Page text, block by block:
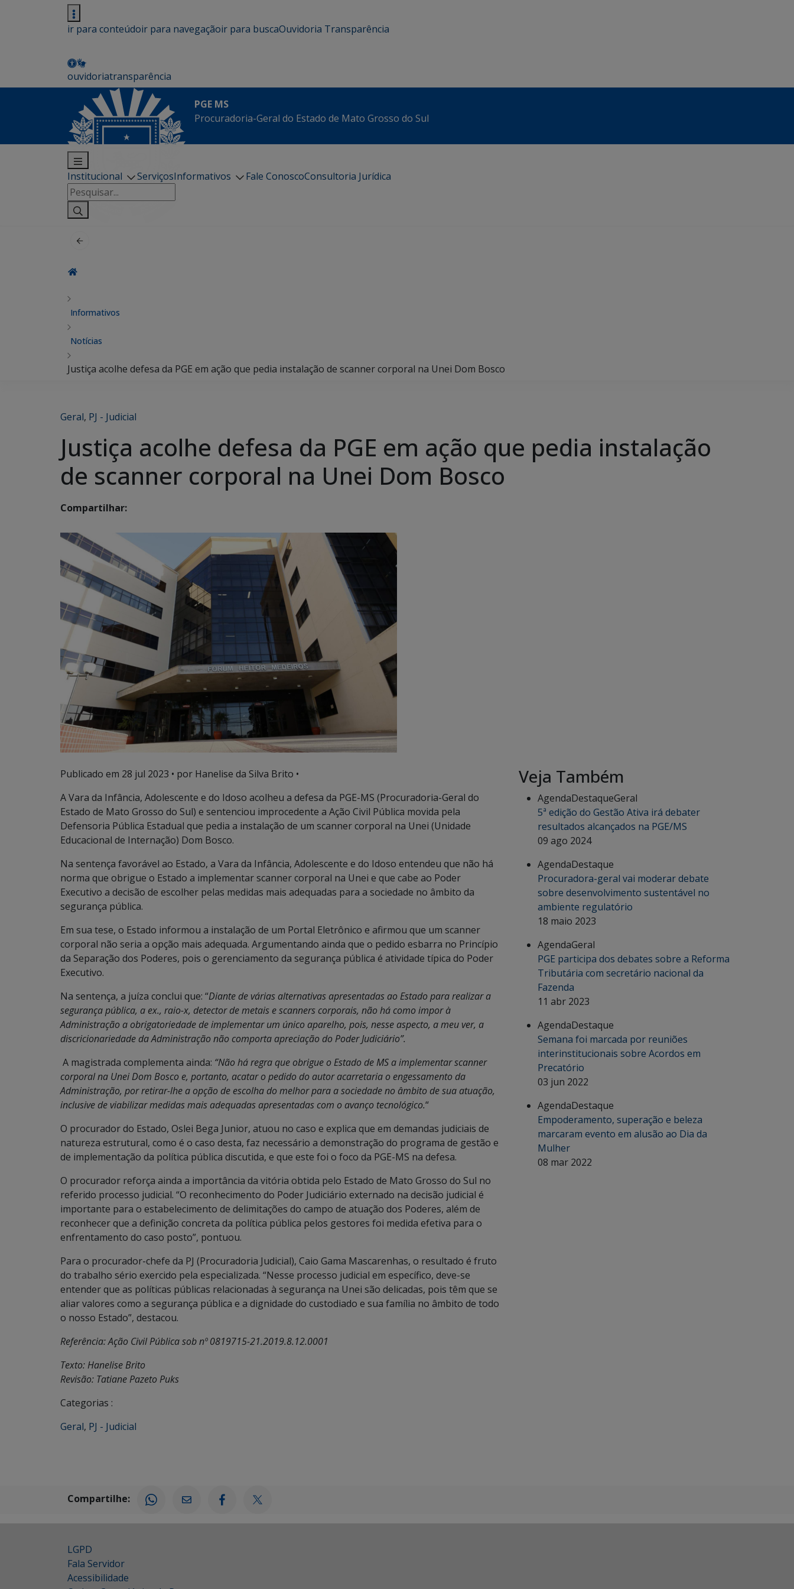
ir para conteúdoir para navegaçãoir para buscaOuvidoria Transparência
ouvidoriatransparência
PGE MS
Procuradoria-Geral do Estado de Mato Grosso do Sul
Institucional ServiçosInformativos Fale ConoscoConsultoria Jurídica
Pesquisar
por:
Informativos
Notícias
Justiça acolhe defesa da PGE em ação que pedia instalação de scanner corporal na Unei Dom Bosco
Geral, PJ - Judicial
Justiça acolhe defesa da PGE em ação que pedia instalação
de scanner corporal na Unei Dom Bosco
Compartilhar:
Publicado em 28 jul 2023 • por Hanelise da Silva Brito •
A Vara da Infância, Adolescente e do Idoso acolheu a defesa da PGE-MS (Procuradoria-Geral do
Estado de Mato Grosso do Sul) e sentenciou improcedente a Ação Civil Pública movida pela
Defensoria Pública Estadual que pedia a instalação de um scanner corporal na Unei (Unidade
Educacional de Internação) Dom Bosco.
Na sentença favorável ao Estado, a Vara da Infância, Adolescente e do Idoso entendeu que não há
norma que obrigue o Estado a implementar scanner corporal na Unei e que cabe ao Poder
Executivo a decisão de escolher pelas medidas mais adequadas para a sociedade no âmbito da
segurança pública.
Em sua tese, o Estado informou a instalação de um Portal Eletrônico e afirmou que um scanner
corporal não seria a opção mais adequada. Argumentando ainda que o pedido esbarra no Princípio
da Separação dos Poderes, pois o gerenciamento da segurança pública é atividade típica do Poder
Executivo.
Na sentença, a juíza conclui que: “Diante de várias alternativas apresentadas ao Estado para realizar a
segurança pública, a ex., raio-x, detector de metais e scanners corporais, não há como impor à
Administração a obrigatoriedade de implementar um único aparelho, pois, nesse aspecto, a meu ver, a
discricionariedade da Administração não comporta apreciação do Poder Judiciário”.
A magistrada complementa ainda: “Não há regra que obrigue o Estado de MS a implementar scanner
corporal na Unei Dom Bosco e, portanto, acatar o pedido do autor acarretaria o engessamento da
Administração, por retirar-lhe a opção de escolha do melhor para a sociedade no âmbito de sua atuação,
inclusive de viabilizar medidas mais adequadas apresentadas com o avanço tecnológico.“
O procurador do Estado, Oslei Bega Junior, atuou no caso e explica que em demandas judiciais de
natureza estrutural, como é o caso desta, faz necessário a demonstração do programa de gestão e
de implementação da política pública discutida, e que este foi o foco da PGE-MS na defesa.
O procurador reforça ainda a importância da vitória obtida pelo Estado de Mato Grosso do Sul no
referido processo judicial. “O reconhecimento do Poder Judiciário externado na decisão judicial é
importante para o estabelecimento de delimitações do campo de atuação dos Poderes, além de
reconhecer que a definição concreta da política pública pelos gestores foi medida efetiva para o
enfrentamento do caso posto”, pontuou.
Para o procurador-chefe da PJ (Procuradoria Judicial), Caio Gama Mascarenhas, o resultado é fruto
do trabalho sério exercido pela especializada. “Nesse processo judicial em específico, deve-se
entender que as políticas públicas relacionadas à segurança na Unei são delicadas, pois têm que se
aliar valores como a segurança pública e a dignidade do custodiado e sua família no âmbito de todo
o nosso Estado”, destacou.
Referência:Ação Civil Pública sob nº 0819715-21.2019.8.12.0001
Texto: Hanelise Brito
Revisão: Tatiane Pazeto Puks
Categorias :
Geral, PJ - Judicial
Veja Também
AgendaDestaqueGeral
5ª edição do Gestão Ativa irá debater
resultados alcançados na PGE/MS
09 ago 2024
AgendaDestaque
Procuradora-geral vai moderar debate
sobre desenvolvimento sustentável no
ambiente regulatório
18 maio 2023
AgendaGeral
PGE participa dos debates sobre a Reforma
Tributária com secretário nacional da
Fazenda
11 abr 2023
AgendaDestaque
Semana foi marcada por reuniões
interinstitucionais sobre Acordos em
Precatório
03 jun 2022
AgendaDestaque
Empoderamento, superação e beleza
marcaram evento em alusão ao Dia da
Mulher
08 mar 2022
Compartilhe:
LGPD
Fala Servidor
Acessibilidade